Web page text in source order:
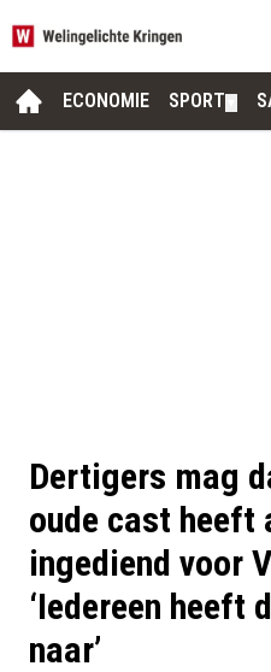
ECONOMIE SPORT
Dertigers mag
oude cast heeft
ingediend voor
‘Iedereen heeft
naar’